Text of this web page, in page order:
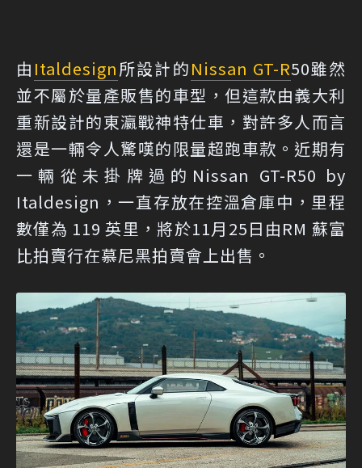
由 Italdesign所設計的Nissan GT-R50雖然
並不屬於量產販售的車型，但這款由義大利
重新設計的東瀛戰神特仕車，對許多人而言
還是一輛令人驚嘆的限量超跑車款。近期有
一輛從未掛牌過的Nissan GT-R50 by
Italdesign，一直存放在控溫倉庫中，里程
數僅為 119 英里，將於11月25日由RM 蘇富
比拍賣行在慕尼黑拍賣會上出售。